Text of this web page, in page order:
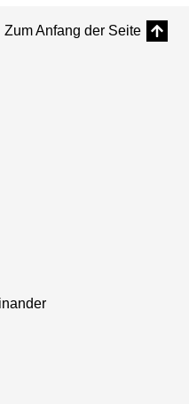
Zum Anfang der Seite